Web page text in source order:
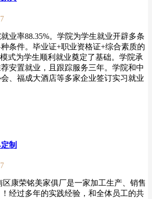
业率88.35%。学院为学生就业开辟多条
条件。毕业证+职业资格证+综合素质的
式为学生顺利就业奠定了基础。学院承
安置就业，且跟踪服务三年。学院和中
、福成大酒店等多家企业签订实习就业
制
区康荣铭美家俱厂是一家加工生产、销售
经过多年的实践经验，和全体员工的共